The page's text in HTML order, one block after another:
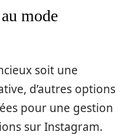
mode
soit une
d’autres options
pour une gestion
sur Instagram.